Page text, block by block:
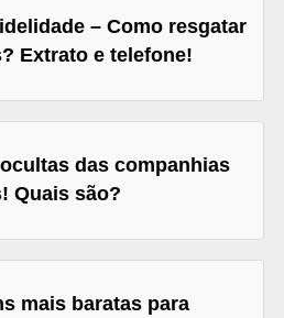
– Como resgatar
Extrato e telefone!
das companhias
Quais são?
mais baratas para